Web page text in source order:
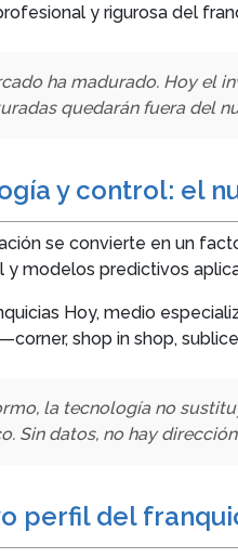
y rigurosa del
ha madurado. Hoy el
quedarán fuera del
y control: el
se convierte en un
y modelos predictivos
Hoy, medio
shop in shop,
la tecnología no
Sin datos, no hay
perfil del